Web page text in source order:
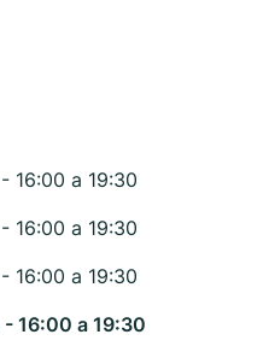
16:00 a 19:30
16:00 a 19:30
16:00 a 19:30
16:00 a 19:30